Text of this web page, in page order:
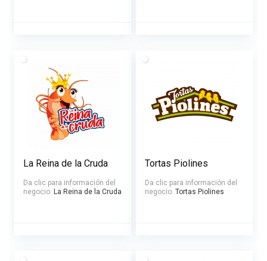
La Reina de la Cruda
Da clic para información del
negocio: La Reina de la Cruda
Tortas Piolines
Da clic para información del
negocio: Tortas Piolines